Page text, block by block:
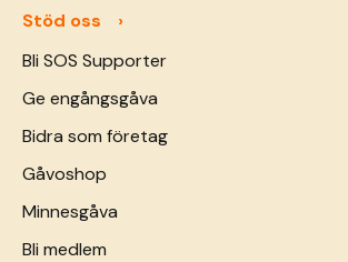
Stöd oss
Bli SOS Supporter
Ge engångsgåva
Bidra som företag
Gåvoshop
Minnesgåva
Bli medlem